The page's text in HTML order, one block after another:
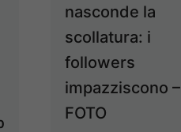
nasconde la
scollatura: i
followers
impazziscono –
FOTO